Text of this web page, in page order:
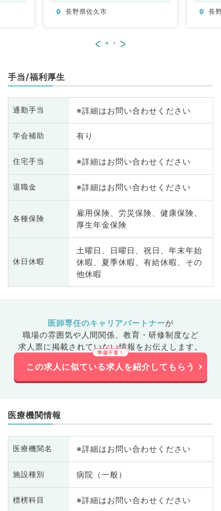
内科、血液内科、膠原病科
長野県佐久市 長
< >
手当/福利厚生
通勤手当 ※詳細はお問い合わせください
学会補助 有り
住宅手当 ※詳細はお問い合わせください
退職金 ※詳細はお問い合わせください
各種保険
雇用保険、労災保険、健康保険、
厚生年金保険
休日休暇
土曜日、日曜日、祝日、年末年始
休暇、夏季休暇、有給休暇、その
他休暇
医師専任のキャリアパートナーが
職場の雰囲気や人間関係、 教育・研修制度など
求人票に掲載されていない情報をお伝えします。
この求人に似ている求人を紹介してもらう
医療機関情報
医療機関名 ※詳細はお問い合わせください
施設種別 病院（一般）
標榜科目 ※詳細はお問い合わせください